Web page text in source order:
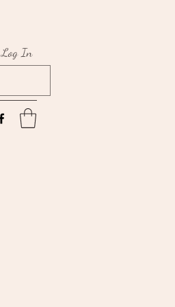
Log In